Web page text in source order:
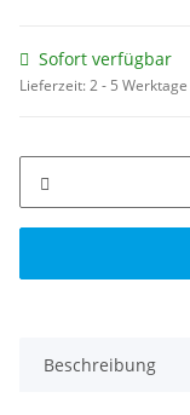
Sofort verfügbar
Lieferzeit:2 - 5 Werktage
Beschreibung